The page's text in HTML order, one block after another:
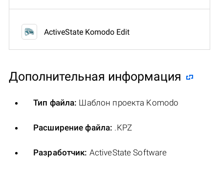
ActiveState Komodo Edit
Дополнительная информация
Тип файла: Шаблон проекта Komodo
Расширение файла: .KPZ
Разработчик: ActiveState Software